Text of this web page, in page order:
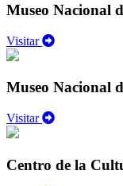
Museo Nacional
Visitar
Museo Nacional
Visitar
Centro de la